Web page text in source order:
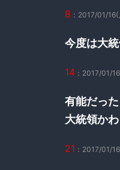
8 ：2017/01/
今度は大
14 ：2017/01/
有能だっ
大統領か
21 ：2017/01/